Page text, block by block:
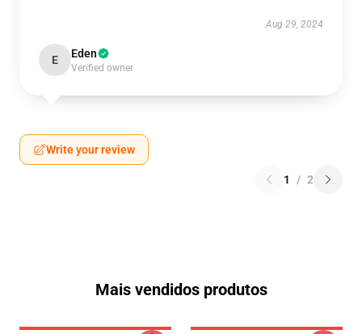
Aug 29, 2024
E Eden
Verified owner
Write your review
1 / 2
Mais vendidos produtos